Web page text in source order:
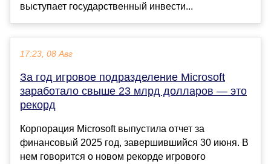
выступает государственный инвести...
17:23, 08 Авг
За год игровое подразделение Microsoft
заработало свыше 23 млрд долларов — это
рекорд
Корпорация Microsoft выпустила отчет за
финансовый 2025 год, завершившийся 30 июня. В
нем говорится о новом рекорде игрового